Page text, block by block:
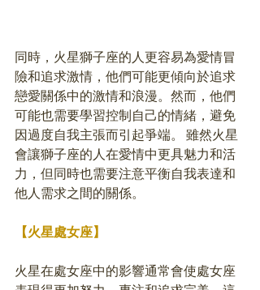
同時，火星獅子座的人更容易為愛情冒
險和追求激情，他們可能更傾向於追求
戀愛關係中的激情和浪漫。然而，他們
可能也需要學習控制自己的情緒，避免
因過度自我主張而引起爭端。 雖然火星
會讓獅子座的人在愛情中更具魅力和活
力，但同時也需要注意平衡自我表達和
他人需求之間的關係。
【火星處女座】
火星在處女座中的影響通常會使處女座